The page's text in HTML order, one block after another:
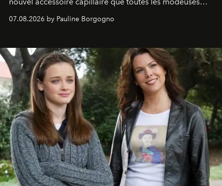
s'arrachent déjà.
07.08.2026 by Pauline Borgogno